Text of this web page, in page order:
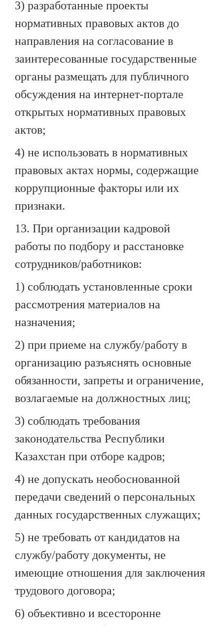
3) разработанные проекты
нормативных правовых актов до
направления на согласование в
заинтересованные государственные
органы размещать для публичного
обсуждения на интернет-портале
открытых нормативных правовых
актов;
4) не использовать в нормативных
правовых актах нормы, содержащие
коррупционные факторы или их
признаки.
13. При организации кадровой
работы по подбору и расстановке
сотрудников/работников:
1) соблюдать установленные сроки
рассмотрения материалов на
назначения;
2) при приеме на службу/работу в
организацию разъяснять основные
обязанности, запреты и ограничение,
возлагаемые на должностных лиц;
3) соблюдать требования
законодательства Республики
Казахстан при отборе кадров;
4) не допускать необоснованной
передачи сведений о персональных
данных государственных служащих;
5) не требовать от кандидатов на
службу/работу документы, не
имеющие отношения для заключения
трудового договора;
6) объективно и всесторонне